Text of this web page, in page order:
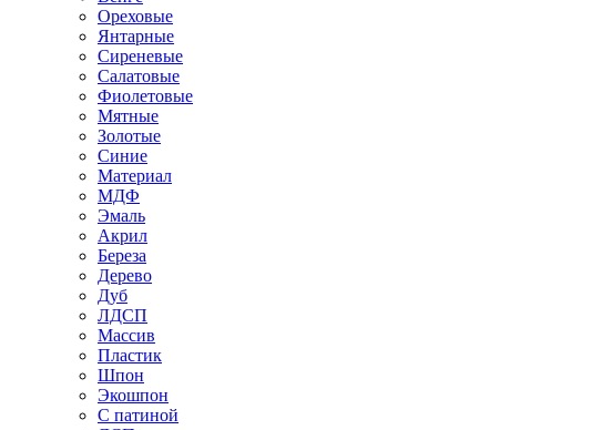
Ореховые
Янтарные
Сиреневые
Салатовые
Фиолетовые
Мятные
Золотые
Синие
Материал
МДФ
Эмаль
Акрил
Береза
Дерево
Дуб
ЛДСП
Массив
Пластик
Шпон
Экошпон
С патиной